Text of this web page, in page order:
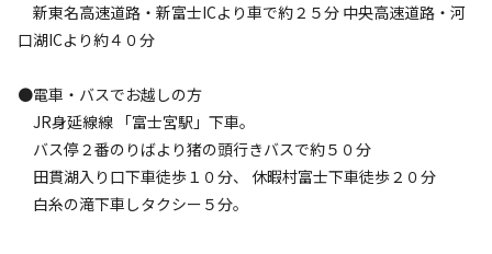
新東名高速道路・新富士ICより車で約２５分 中央高速道路・河
口湖ICより約４０分
●電車・バスでお越しの方
JR身延線線 「富士宮駅」下車。
バス停２番のりばより猪の頭行きバスで約５０分
田貫湖入り口下車徒歩１０分、 休暇村富士下車徒歩２０分
白糸の滝下車しタクシー５分。